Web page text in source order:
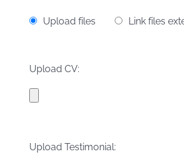
Upload files Link files
Upload CV:
Upload Testimonial: